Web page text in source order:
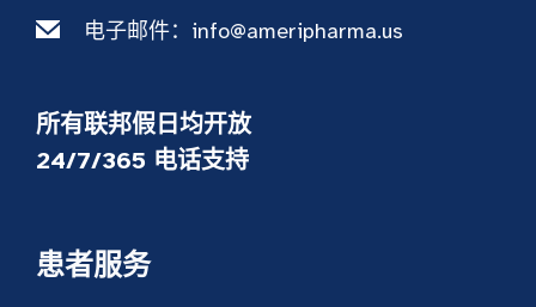
电子邮件： info@ameripharma.us
所有联邦假日均开放
24/7/365 电话支持
患者服务